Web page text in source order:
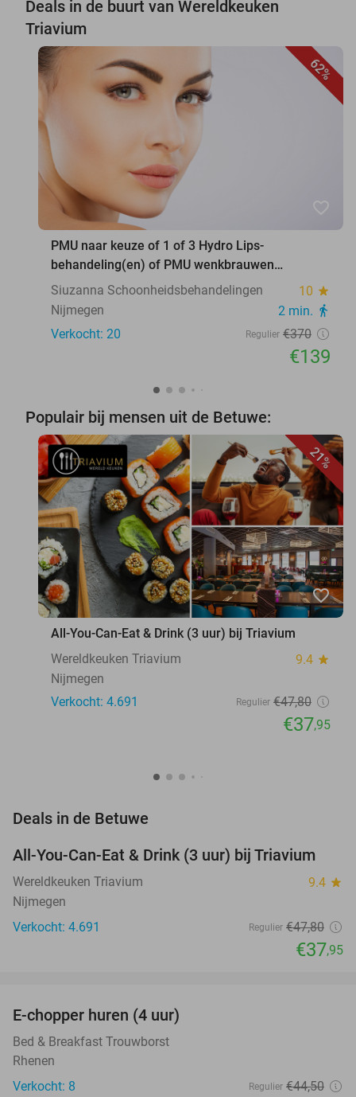
Deals in de buurt van Wereldkeuken
Triavium
62%
favorite_border
PMU naar keuze of 1 of 3 Hydro Lips-
behandeling(en) of PMU wenkbrauwen
verwijderen
Siuzanna Schoonheidsbehandelingen 10 star
Nijmegen 2 min. directions_walk
Verkocht: 20 Regulier €370
€139
Populair bij mensen uit de Betuwe:
21%
favorite_border
All-You-Can-Eat & Drink (3 uur) bij Triavium
Wereldkeuken Triavium
9.4 star
Nijmegen
Verkocht: 4.691
Regulier €47,80
€37,95
Deals in de Betuwe
21%
All-You-Can-Eat & Drink (3 uur) bij Triavium
Wereldkeuken Triavium 9.4 star
Nijmegen
Verkocht: 4.691
Regulier €47,80
€37,95
NEW
TODAY
E-chopper huren (4 uur)
Bed & Breakfast Trouwborst
Rhenen
Verkocht: 8
Regulier €44,50